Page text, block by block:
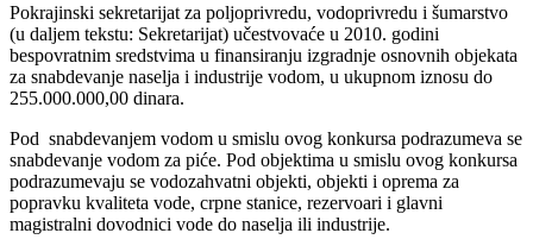
Pokrajinski sekretarijat za poljoprivredu, vodoprivredu i šumarstvo
(u daljem tekstu: Sekretarijat) učestvovaće u 2010. godini
bespovratnim sredstvima u finansiranju izgradnje osnovnih objekata
za snabdevanje naselja i industrije vodom, u ukupnom iznosu do
255.000.000,00 dinara.
Pod snabdevanjem vodom u smislu ovog konkursa podrazumeva se
snabdevanje vodom za piće. Pod objektima u smislu ovog konkursa
podrazumevaju se vodozahvatni objekti, objekti i oprema za
popravku kvaliteta vode, crpne stanice, rezervoari i glavni
magistralni dovodnici vode do naselja ili industrije.